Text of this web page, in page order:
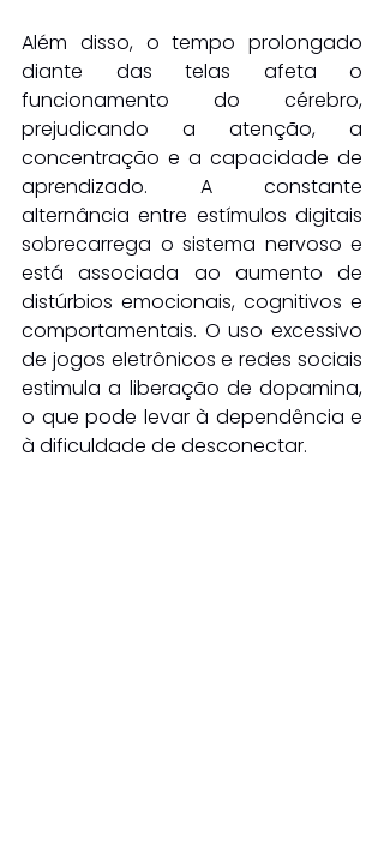
Além disso, o tempo prolongado
diante das telas afeta o
funcionamento do cérebro,
prejudicando a atenção, a
concentração e a capacidade de
aprendizado. A constante
alternância entre estímulos digitais
sobrecarrega o sistema nervoso e
está associada ao aumento de
distúrbios emocionais, cognitivos e
comportamentais. O uso excessivo
de jogos eletrônicos e redes sociais
estimula a liberação de dopamina,
o que pode levar à dependência e
à dificuldade de desconectar.